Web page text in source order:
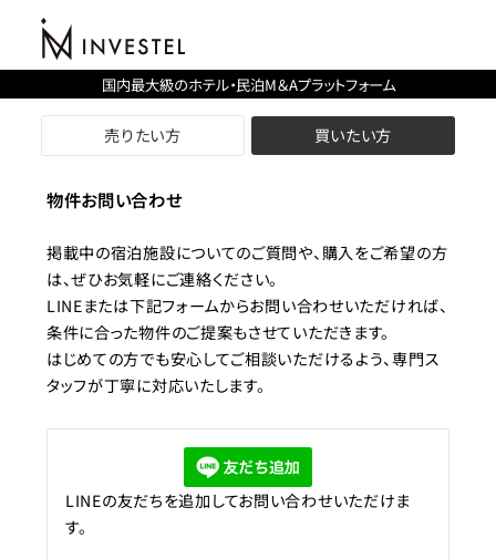
国内最大級のホテル・民泊M＆Aプラットフォーム
売りたい方 買いたい方
物件お問い合わせ
掲載中の宿泊施設についてのご質問や、購入をご希望の方
は、ぜひお気軽にご連絡ください。
LINEまたは下記フォームからお問い合わせいただければ、
条件に合った物件のご提案もさせていただきます。
はじめての方でも安心してご相談いただけるよう、専門ス
タッフが丁寧に対応いたします。
LINEの友だちを追加してお問い合わせいただけま
す。